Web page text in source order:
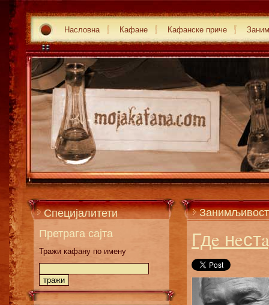
Насловна Кафане Кафанске приче
Специјалитети
Претрага сајта
Тражи кафану по имену Гдe